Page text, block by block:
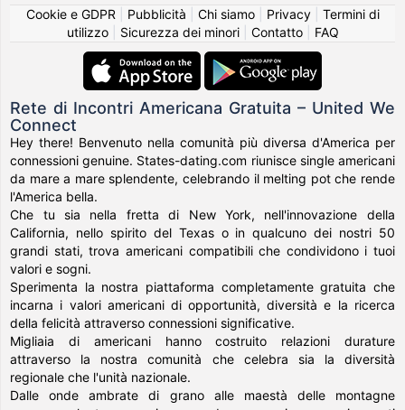
Cookie e GDPR
Pubblicità Chi siamo| Privacy| Termini di
utilizzo| Sicurezza dei minori| Contatto| FAQ
Rete di Incontri Americana Gratuita – United We
Connect
Hey there! Benvenuto nella comunità più diversa d'America per
connessioni genuine. States-dating.com riunisce single americani
da mare a mare splendente, celebrando il melting pot che rende
l'America bella.
Che tu sia nella fretta di New York, nell'innovazione della
California, nello spirito del Texas o in qualcuno dei nostri 50
grandi stati, trova americani compatibili che condividono i tuoi
valori e sogni.
Sperimenta la nostra piattaforma completamente gratuita che
incarna i valori americani di opportunità, diversità e la ricerca
della felicità attraverso connessioni significative.
Migliaia di americani hanno costruito relazioni durature
attraverso la nostra comunità che celebra sia la diversità
regionale che l'unità nazionale.
Dalle onde ambrate di grano alle maestà delle montagne